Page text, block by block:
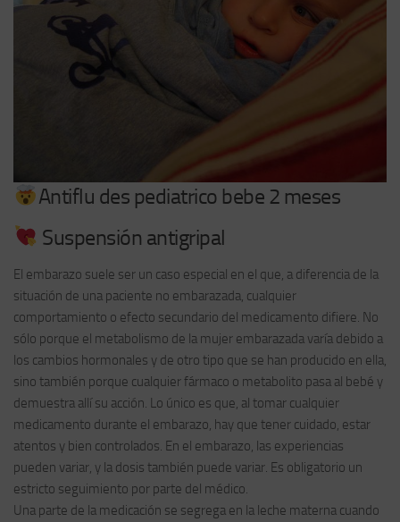
Antiflu des pediatrico bebe 2 meses
Suspensión antigripal
El embarazo suele ser un caso especial en el que, a diferencia de la
situación de una paciente no embarazada, cualquier
comportamiento o efecto secundario del medicamento difiere. No
sólo porque el metabolismo de la mujer embarazada varía debido a
los cambios hormonales y de otro tipo que se han producido en ella,
sino también porque cualquier fármaco o metabolito pasa al bebé y
demuestra allí su acción. Lo único es que, al tomar cualquier
medicamento durante el embarazo, hay que tener cuidado, estar
atentos y bien controlados. En el embarazo, las experiencias
pueden variar, y la dosis también puede variar. Es obligatorio un
estricto seguimiento por parte del médico.
Una parte de la medicación se segrega en la leche materna cuando